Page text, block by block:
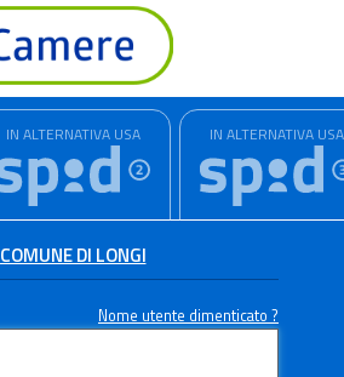
IN ALTERNATIVA USA IN ALTERNATIVA USA
COMUNE DI LONGI
Nome utente dimenticato ?